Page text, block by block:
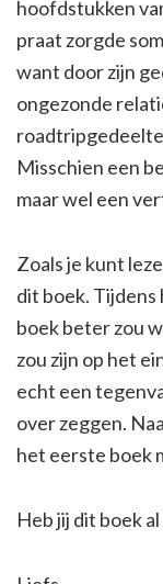
hoofdstukken
praat zorgde
want door zijn
ongezonde
Misschien een
maar wel een
Zoals je kunt
dit boek.
boek beter zou
zou zijn op het
echt een
over zeggen.
het eerste boek
Heb jij dit boek